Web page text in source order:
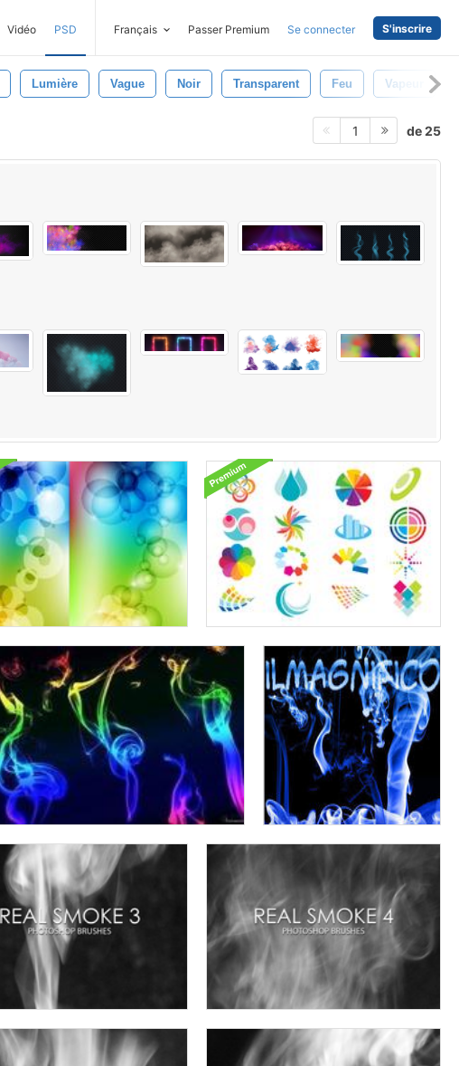
Vidéo PSD Français Passer Premium Se connecter S'inscrire
Lumière Vague Noir Transparent Feu Vapeur
1 de 25